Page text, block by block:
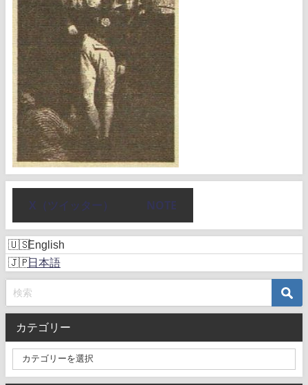
X（ツイッター） NOTE
English
日本語
カテゴリー